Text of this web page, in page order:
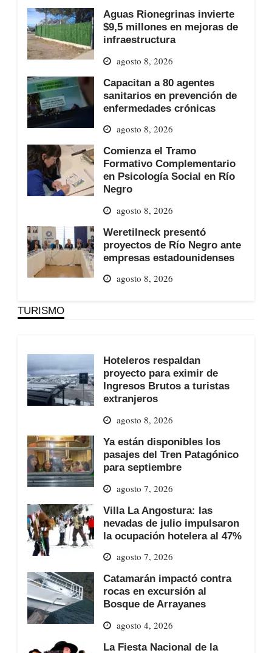
Aguas Rionegrinas invierte
$9,5 millones en mejoras de
infraestructura
agosto 8, 2026
Capacitan a 80 agentes
sanitarios en prevención de
enfermedades crónicas
agosto 8, 2026
Comienza el Tramo
Formativo Complementario
en Psicología Social en Río
Negro
agosto 8, 2026
Weretilneck presentó
proyectos de Río Negro ante
empresas estadounidenses
agosto 8, 2026
TURISMO
Hoteleros respaldan
proyecto para eximir de
Ingresos Brutos a turistas
extranjeros
agosto 8, 2026
Ya están disponibles los
pasajes del Tren Patagónico
para septiembre
agosto 7, 2026
Villa La Angostura: las
nevadas de julio impulsaron
la ocupación hotelera al 47%
agosto 7, 2026
Catamarán impactó contra
rocas en excursión al
Bosque de Arrayanes
agosto 4, 2026
La Fiesta Nacional de la